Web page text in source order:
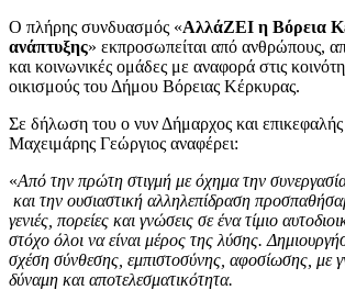
Ο πλήρης συνδυασμός «ΑλλάΖΕΙ η Βόρεια
ανάπτυξης» εκπροσωπείται από ανθρώπους,
και κοινωνικές ομάδες με αναφορά στις
οικισμούς του Δήμου Βόρειας Κέρκυρας.
Σε δήλωση του ο νυν Δήμαρχος και
Μαχειμάρης Γεώργιος αναφέρει:
«Από την πρώτη στιγμή με όχημα την
και την ουσιαστική αλληλεπίδραση
γενιές, πορείες και γνώσεις σε ένα τίμιο
στόχο όλοι να είναι μέρος της λύσης.
σχέση σύνθεσης, εμπιστοσύνης, αφοσίωσης, με
δύναμη και αποτελεσματικότητα.